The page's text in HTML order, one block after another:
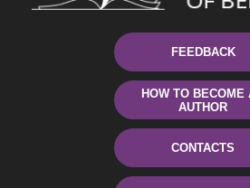
FEEDBACK
HOW TO BECOME
AUTHOR
CONTACTS